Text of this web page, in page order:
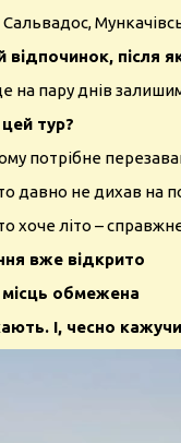
відпочинок, після
на пару днів
тур?
потрібне
давно не дихав на
хоче літо –
вже відкрито
місць обмежена
І, чесно